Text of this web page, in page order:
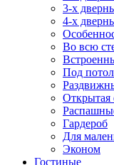
3-х
4-х
Во всю
Под
Открытая
Гардероб
Для
Эконом
Гостиные